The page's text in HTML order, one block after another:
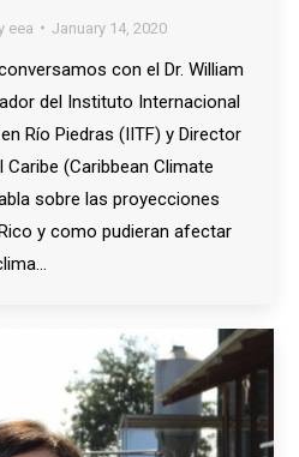
eea January 14, 2020
con el Dr. William
del Instituto Internacional
Río Piedras (IITF) y Director
(Caribbean Climate
sobre las proyecciones
y como pudieran afectar